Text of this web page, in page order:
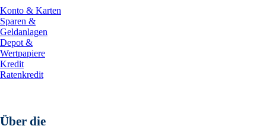
Konto & Karten
Sparen &
Geldanlagen
Depot &
Wertpapiere
Kredit
Ratenkredit
Über die